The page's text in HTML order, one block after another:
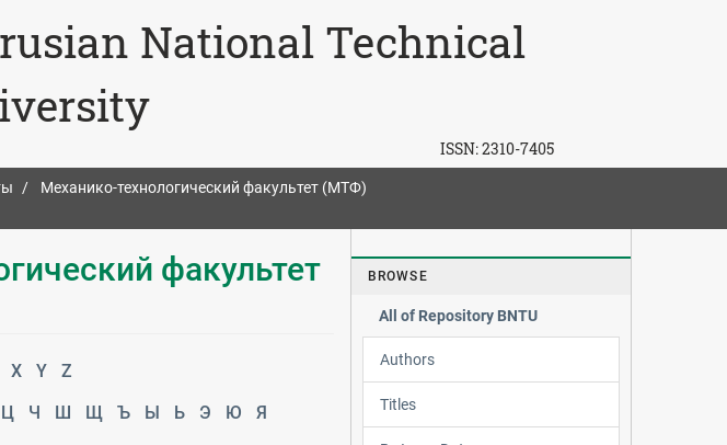
National Technical
ISSN:2310-7405
Механико-технологический факультет (МТФ)
факультет
X Y
Z
Ц Ч Ш Щ Ъ Ы Ь Э Ю Я
BROWSE
All of Repository BNTU
Authors
Titles